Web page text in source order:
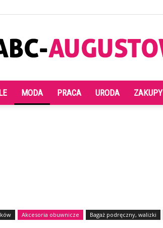
MODA PRACA URODA ZAKUPY
Akcesoria obuwnicze Bagaż podręczny, walizki